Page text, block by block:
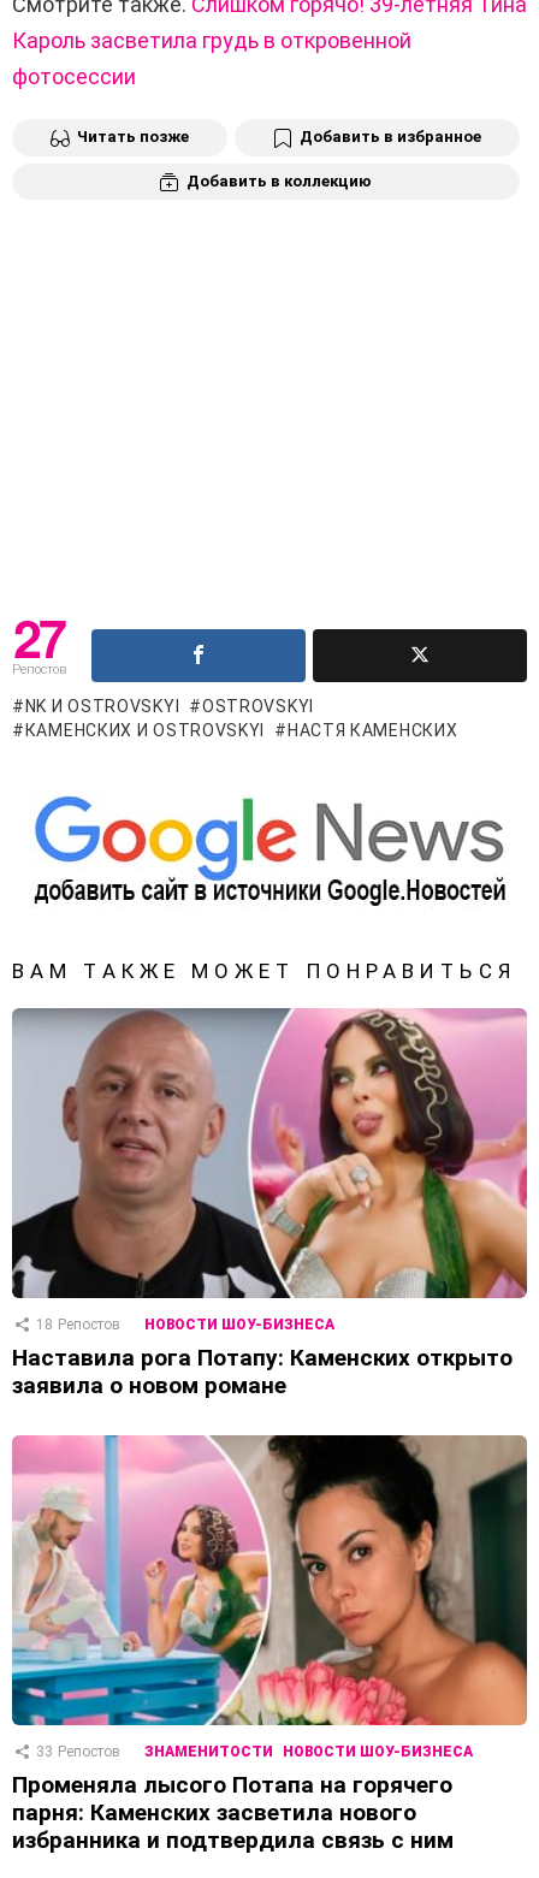
Кароль засветила грудь в откровенной
фотосессии
Читать позже Добавить в избранное
Добавить в коллекцию
27
Репостов
NK И OSTROVSKYI
OSTROVSKYI
КАМЕНСКИХ И OSTROVSKYI
НАСТЯ КАМЕНСКИХ
ВАМ ТАКЖЕ МОЖЕТ ПОНРАВИТЬСЯ
18 Репостов НОВОСТИ ШОУ-БИЗНЕСА
Наставила рога Потапу: Каменских открыто
заявила о новом романе
33 Репостов ЗНАМЕНИТОСТИ НОВОСТИ ШОУ-БИЗНЕСА
Променяла лысого Потапа на горячего
парня: Каменских засветила нового
избранника и подтвердила связь с ним